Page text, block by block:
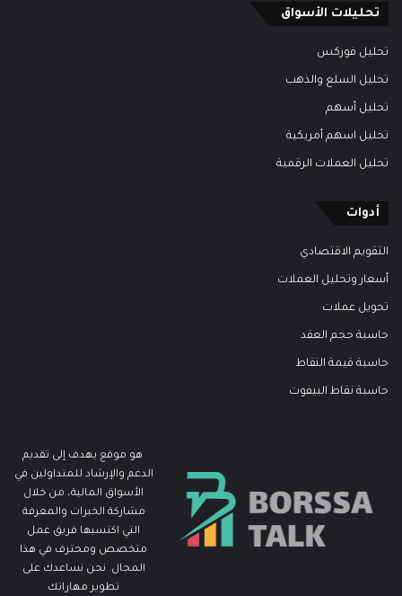
تحليلات الأسواق
تحليل فوركس
تحليل السلع والذهب
تحليل أسهم
تحليل اسهم أمريكية
تحليل العملات الرقمية
أدوات
التقويم الاقتصادي
أسعار وتحليل العملات
تحويل عملات
حاسبة حجم العقد
حاسبة قيمة النقاط
حاسبة نقاط البيفوت
هو موقع يهدف إلى تقديم
الدعم والإرشاد للمتداولين في
الأسواق المالية، من خلال
مشاركة الخبرات والمعرفة
التي اكتسبها فريق عمل
متخصص ومحترف في هذا
المجال. نحن نساعدك على
تطوير مهاراتك